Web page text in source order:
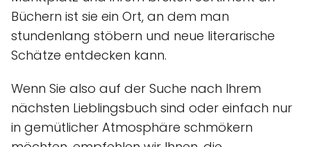
Büchern ist sie ein Ort, an dem man
stundenlang stöbern und neue literarische
Schätze entdecken kann.
Wenn Sie also auf der Suche nach Ihrem
nächsten Lieblingsbuch sind oder einfach nur
in gemütlicher Atmosphäre schmökern